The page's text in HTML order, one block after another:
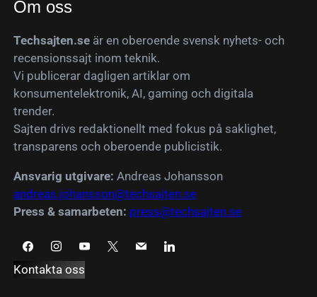
Om oss
Techsajten.se är en oberoende svensk nyhets- och
recensionssajt inom teknik.
Vi publicerar dagligen artiklar om
konsumentelektronik, AI, gaming och digitala
trender.
Sajten drivs redaktionellt med fokus på saklighet,
transparens och oberoende publicistik.
Ansvarig utgivare: Andreas Johansson
andreas.johansson@techsajten.se
Press & samarbeten: press@techsajten.se
Kontakta oss